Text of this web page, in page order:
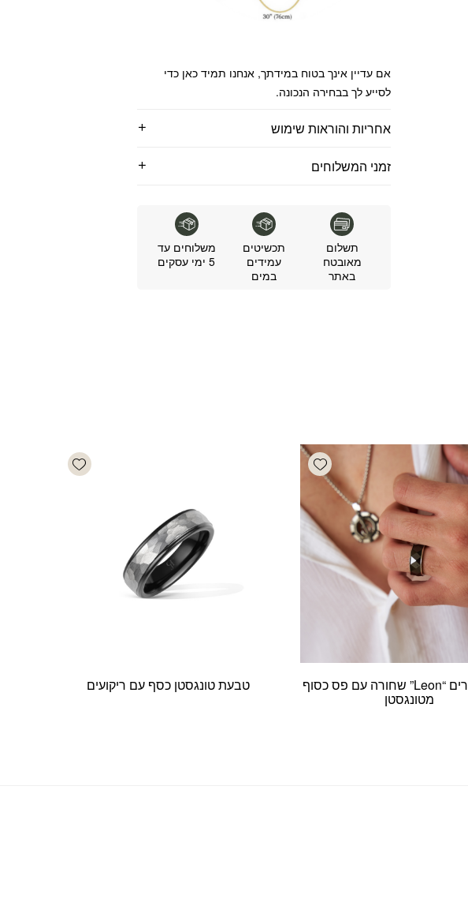
אם עדיין אינך בטוח במידתך, אנחנו תמיד כאן כדי
לסייע לך בבחירה הנכונה.
אחריות והוראות שימוש
זמני המשלוחים
תשלום
מאובטח
באתר
תכשיטים
עמידים
במים
משלוחים עד
5 ימי עסקים
Add wishlist
טבעת גברים “Leon” שחורה עם פס כסוף
מטונגסטן
Add wishlist
טבעת טונגסטן כסף עם ריקועים